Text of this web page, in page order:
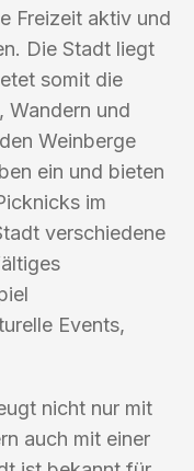
Freizeit aktiv und
Die Stadt liegt
somit die
Wandern und
Weinberge
ein und bieten
im
verschiedene
Events,
nicht nur mit
auch mit einer